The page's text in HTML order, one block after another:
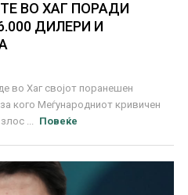
ВО ХАГ ПОРАДИ
ДИЛЕРИ И
во Хаг својот поранешен
кого Меѓународниот кривичен
...
Повеќе